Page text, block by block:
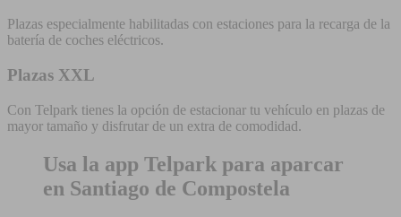
Plazas especialmente habilitadas con estaciones para la recarga de la
batería de coches eléctricos.
Plazas XXL
Con Telpark tienes la opción de estacionar tu vehículo en plazas de
mayor tamaño y disfrutar de un extra de comodidad.
Usa la app Telpark para aparcar
en Santiago de Compostela